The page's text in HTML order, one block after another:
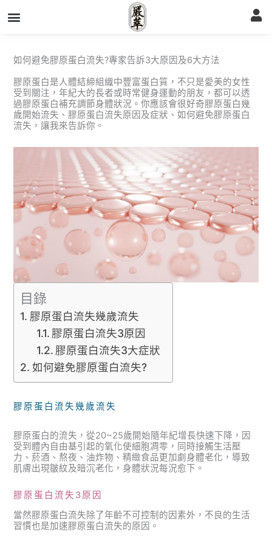
至
如何避免膠原蛋白流失?專家告訴3大原因及6大方法
膠原蛋白是人體結締組織中豐富蛋白質，不只是愛美的女性
受到關注，年紀大的長者或時常健身運動的朋友，都可以透
過膠原蛋白補充調節身體狀況。你應該會很好奇膠原蛋白幾
歲開始流失、膠原蛋白流失原因及症狀、如何避免膠原蛋白
流失，讓我來告訴你。
目錄
膠原蛋白流失幾歲流失
膠原蛋白流失3原因
膠原蛋白流失3大症狀
如何避免膠原蛋白流失?
膠原蛋白流失幾歲流失
膠原蛋白的流失，從20~25歲開始隨年紀增長快速下降，因
受到體內自由基引起的氧化使細胞凋零，同時接觸生活壓
力、菸酒、熬夜、油炸物、精緻食品更加劇身體老化，導致
肌膚出現皺紋及暗沉老化，身體狀況每況愈下。
膠原蛋白流失3原因
當然膠原蛋白流失除了年齡不可控制的因素外，不良的生活
習慣也是加速膠原蛋白流失的原因。